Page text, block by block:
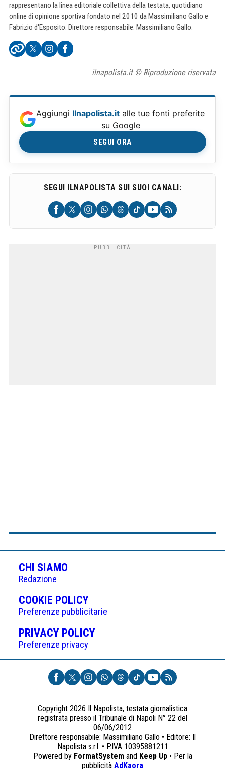
rappresentano la linea editoriale collettiva della testata, quotidiano
online di opinione sportiva fondato nel 2010 da Massimiliano Gallo e
Fabrizio d'Esposito. Direttore responsabile: Massimiliano Gallo.
ilnapolista.it © Riproduzione riservata
Aggiungi Ilnapolista.it alle tue fonti preferite
su Google
SEGUI ORA
SEGUI ILNAPOLISTA SUI SUOI CANALI:
CHI SIAMO
Redazione
COOKIE POLICY(APRE
IN
UNA
NUOVA
Preferenze pubblicitarie
PRIVACY POLICY(APRE
UNA
NUOVA
SCHEDA)
Preferenze privacy
Copyright 2026 Il Napolista, testata giornalistica
registrata presso il Tribunale di Napoli N° 22 del
06/06/2012
Direttore responsabile: Massimiliano Gallo • Editore: Il
Napolista s.r.l. • P.IVA 10395881211
Powered by FormatSystemand Keep Up• Per la
pubblicità AdKaora